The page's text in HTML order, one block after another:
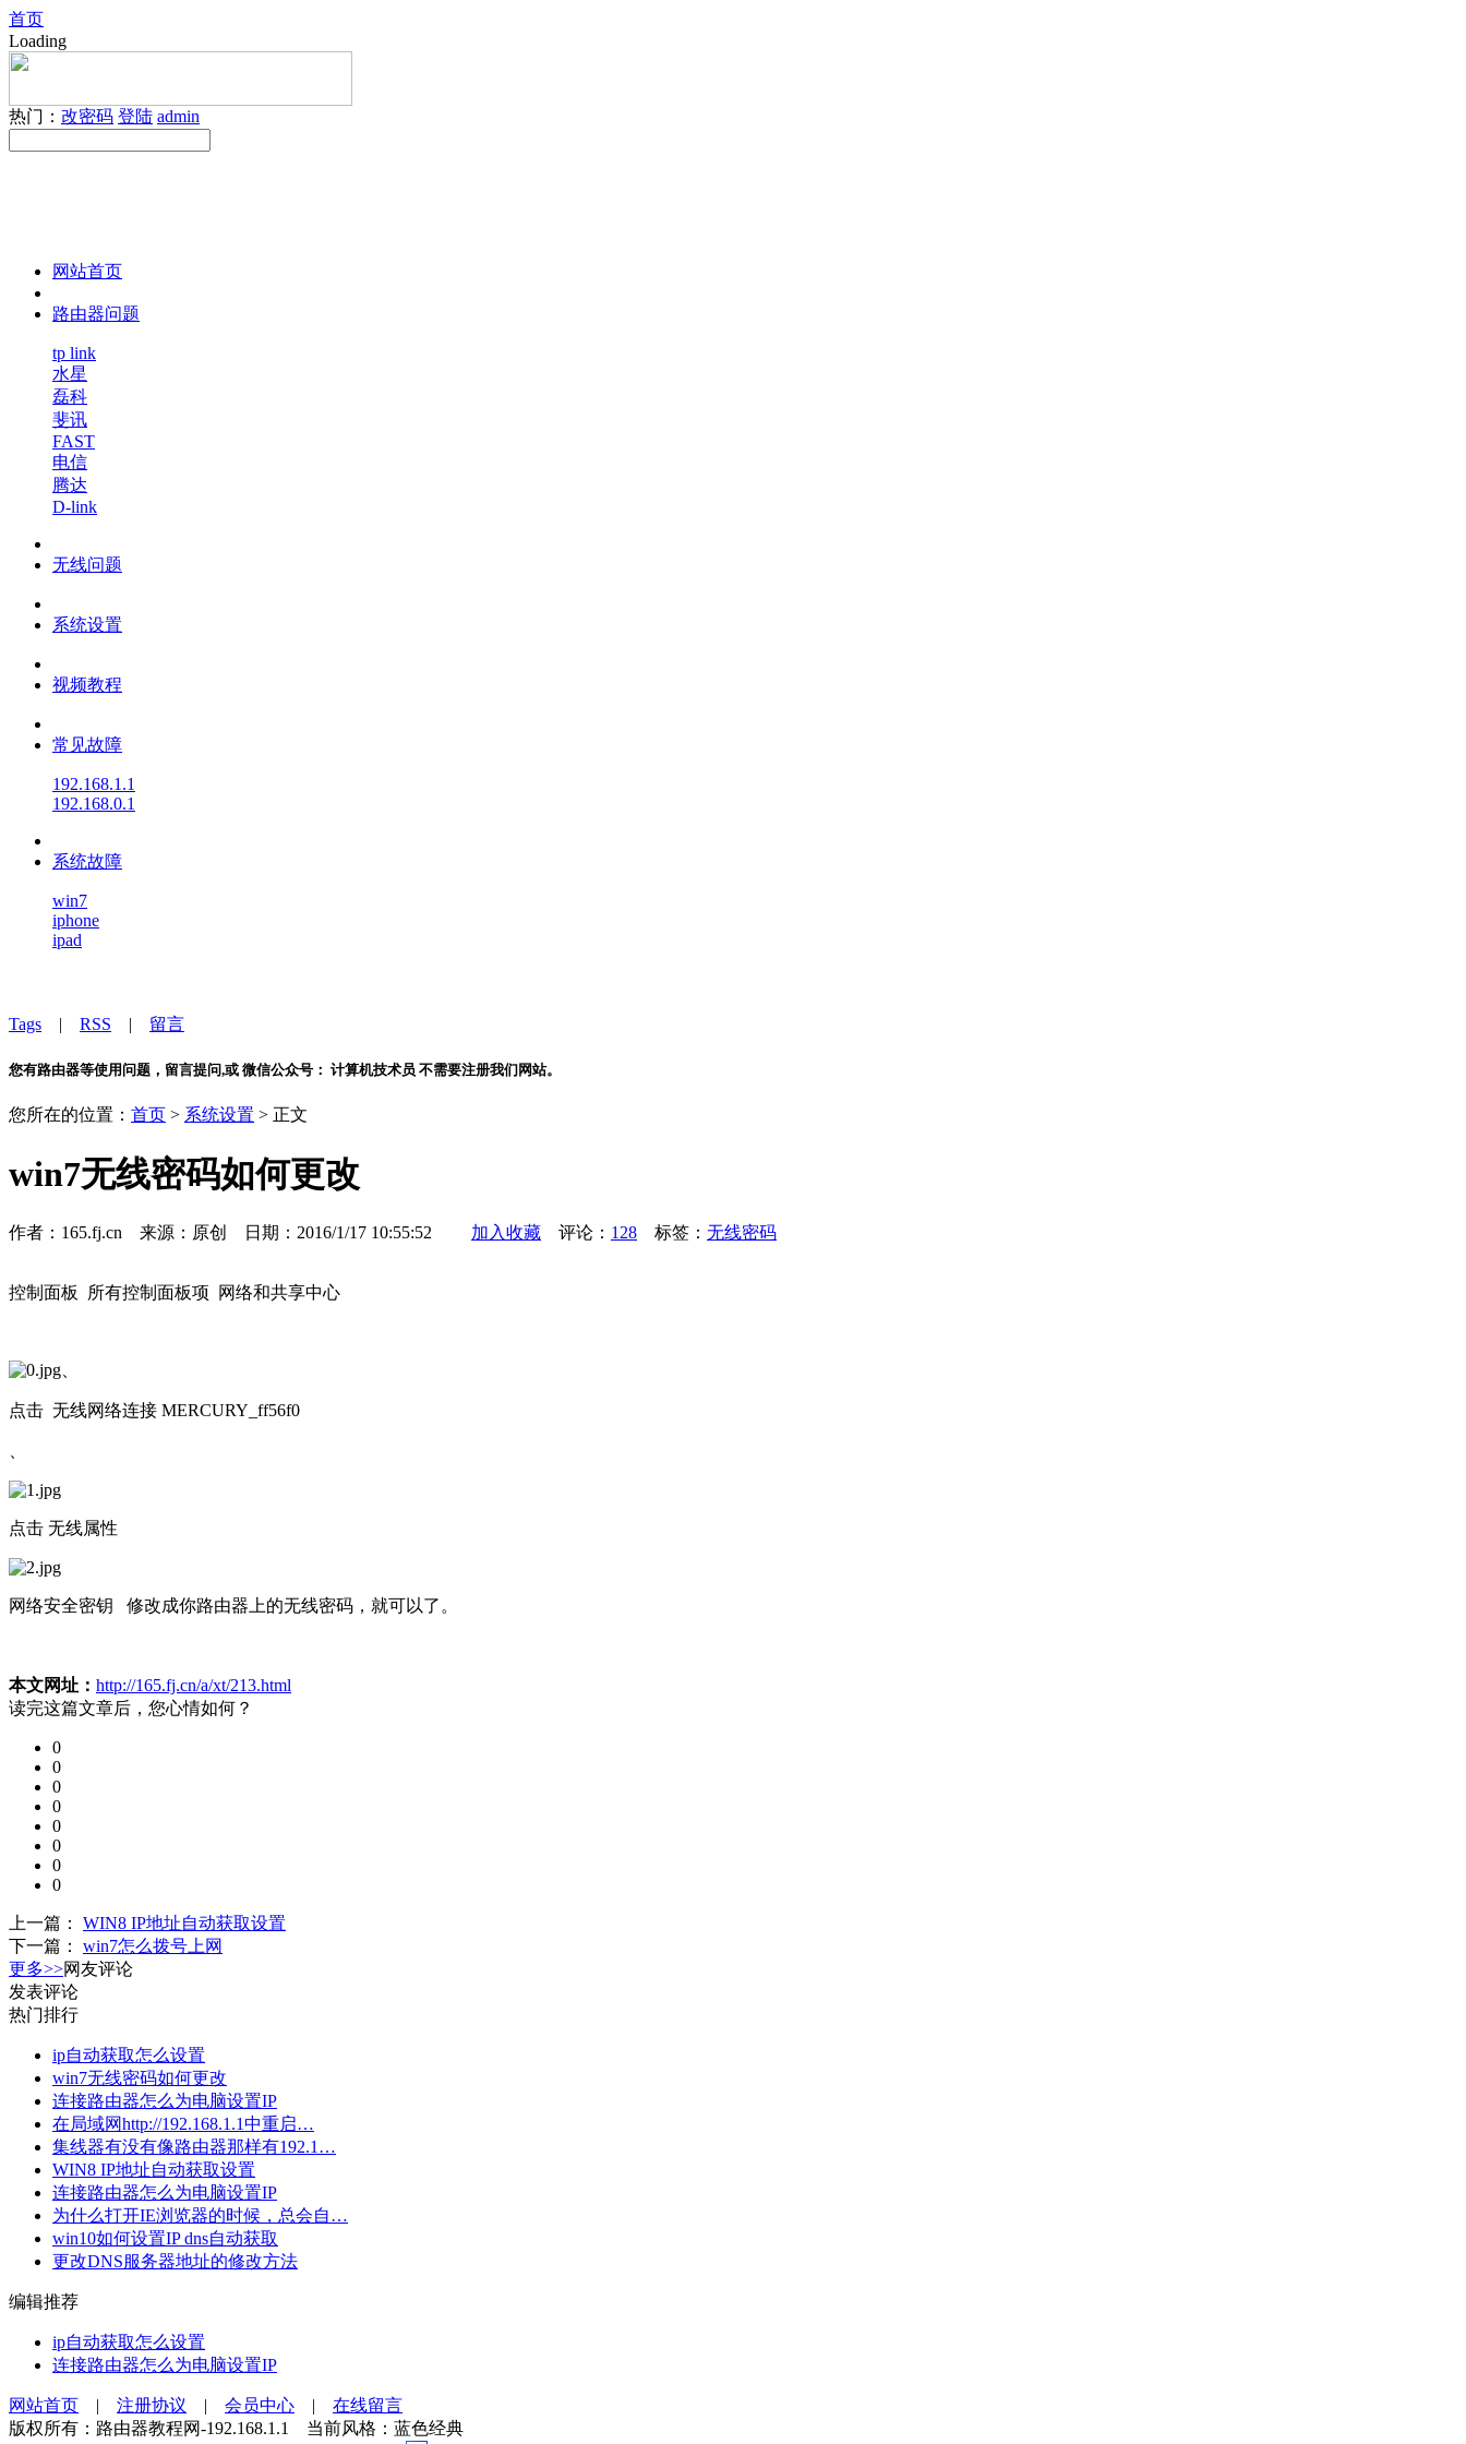
首页
Loading
热门： 改密码 登陆 admin
网站首页
路由器问题
tp link
水星
磊科
斐讯
FAST
电信
腾达
D-link
无线问题
系统设置
视频教程
常见故障
192.168.1.1
192.168.0.1
系统故障
win7
iphone
ipad
Tags | RSS | 留言
您有路由器等使用问题，留言提问,或 微信公众号： 计算机技术员 不需要注册我们网站。
您所在的位置： 首页 > 系统设置 > 正文
win7无线密码如何更改
作者：165.fj.cn 来源：原创 日期：2016/1/17 10:55:52 加入收藏 评论： 128 标签： 无线密码
控制面板 所有控制面板项 网络和共享中心
点击 无线网络连接 MERCURY_ff56f0
点击 无线属性
网络安全密钥 修改成你路由器上的无线密码，就可以了。
本文网址： http://165.fj.cn/a/xt/213.html
读完这篇文章后，您心情如何？
0
0
0
0
0
0
0
0
上一篇： WIN8 IP地址自动获取设置
下一篇： win7怎么拨号上网
更多>>网友评论
发表评论
热门排行
ip自动获取怎么设置
win7无线密码如何更改
连接路由器怎么为电脑设置IP
在局域网http://192.168.1.1中重启…
集线器有没有像路由器那样有192.1…
WIN8 IP地址自动获取设置
连接路由器怎么为电脑设置IP
为什么打开IE浏览器的时候，总会自…
win10如何设置IP dns自动获取
更改DNS服务器地址的修改方法
编辑推荐
ip自动获取怎么设置
连接路由器怎么为电脑设置IP
网站首页 | 注册协议 | 会员中心 | 在线留言
版权所有：路由器教程网-192.168.1.1 当前风格：蓝色经典